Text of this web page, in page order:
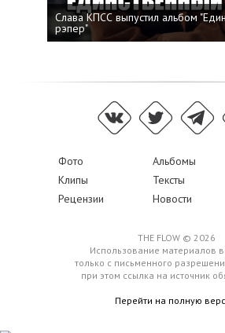
Слава КПСС выпустил альбом
рэпер"
Фото Альбомы
Клипы
Тексты
Рецензии
Новости
THE FLOW © 2026
Использование материалов
только с письменного
при этом ссылка на источник
Перейти на полную